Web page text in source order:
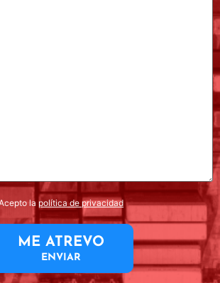
la política de privacidad
ME ATREVO
ENVIAR